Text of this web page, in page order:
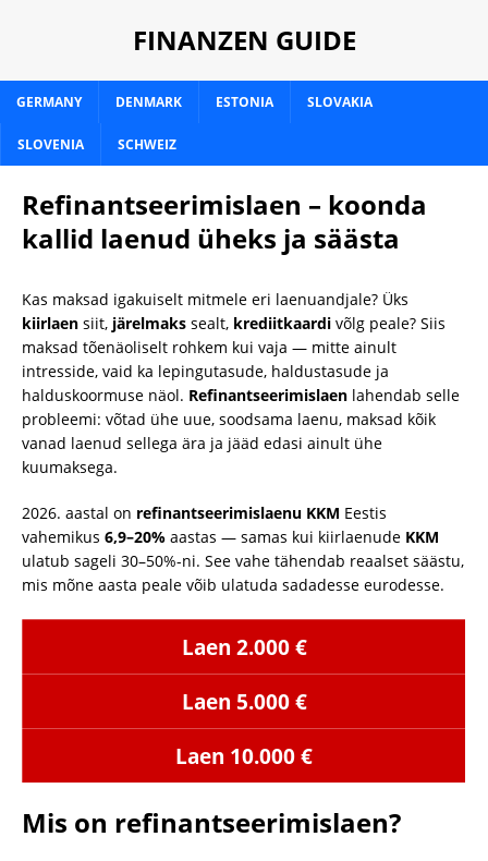
FINANZEN GUIDE
GERMANY DENMARK ESTONIA SLOVAKIA
SLOVENIA SCHWEIZ
Refinantseerimislaen – koonda
kallid laenud üheks ja säästa
Kas maksad igakuiselt mitmele eri laenuandjale? Üks
kiirlaen siit, järelmaks sealt, krediitkaardi võlg peale? Siis
maksad tõenäoliselt rohkem kui vaja — mitte ainult
intresside, vaid ka lepingutasude, haldustasude ja
halduskoormuse näol. Refinantseerimislaen lahendab selle
probleemi: võtad ühe uue, soodsama laenu, maksad kõik
vanad laenud sellega ära ja jääd edasi ainult ühe
kuumaksega.
2026. aastal on refinantseerimislaenu KKM Eestis
vahemikus 6,9–20% aastas — samas kui kiirlaenude KKM
ulatub sageli 30–50%-ni. See vahe tähendab reaalset säästu,
mis mõne aasta peale võib ulatuda sadadesse eurodesse.
Laen 2.000 €
Laen 5.000 €
Laen 10.000 €
Mis on refinantseerimislaen?